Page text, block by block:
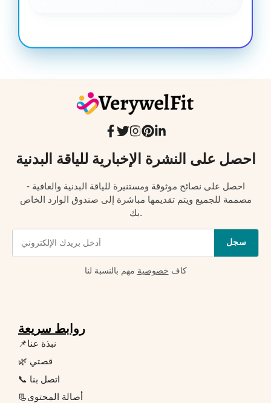
احصل على النشرة الإخبارية للياقة البدنية
احصل على نصائح موثوقة ومستنيرة للياقة البدنية والعافية -
مصممة للجميع ويتم تقديمها مباشرة إلى صندوق الوارد الخاص
بك.
سجل
كاف خصوصية مهم بالنسبة لنا
روابط سريعة
📌نبذة عنا
🌿 قصتي
📞 اتصل بنا
📃أصالة المحتوى